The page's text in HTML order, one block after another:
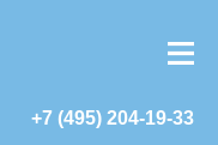
+7 (495) 204-19-33